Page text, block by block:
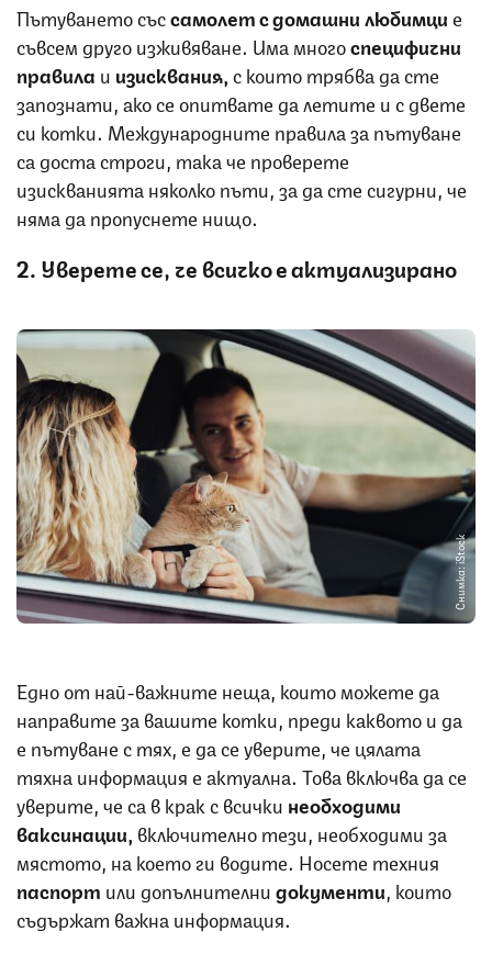
Пътуването съссамолет с домашни любимцие
съвсем друго изживяване. Има многоспецифични
правила и изисквания, с които трябва да сте
запознати, ако се опитвате да летите и с двете
си котки. Международните правила за пътуване
са доста строги, така че проверете
изискванията няколко пъти, за да сте сигурни, че
няма да пропуснете нищо.
2. Уверете се, че всичко е актуализирано
Снимка: iStock
Едно от най-важните неща, които можете да
направите за вашите котки, преди каквото и да
е пътуване с тях, е да се уверите, че цялата
тяхна информация е актуална. Това включва да се
уверите, че са в крак с всички необходими
ваксинации, включително тези, необходими за
мястото, на което ги водите. Носете техния
паспорт или допълнителнидокументи , които
съдържат важна информация.